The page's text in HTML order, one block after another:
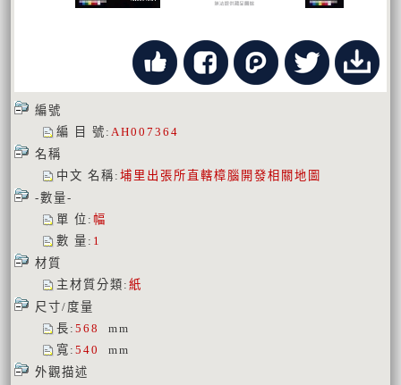
編號
編 目 號 : AH007364
名稱
中文 名稱 : 埔里出張所直轄樟腦開發相關地圖
-數量-
單 位 : 幅
數 量 : 1
材質
主材質分類 : 紙
尺寸/度量
長 : 568
mm
寬 : 540
mm
外觀描述